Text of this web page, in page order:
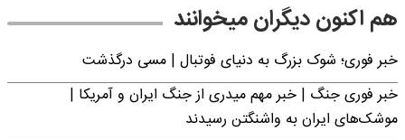
هم اکنون دیگران میخوانند
خبر فوری؛‌ شوک بزرگ به دنیای فوتبال | مسی درگذشت
خبر فوری جنگ | خبر مهم میدری از جنگ ایران و آمریکا |
موشک‌های ایران به واشنگتن رسیدند